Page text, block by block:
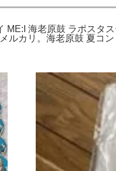
海老原鼓 ラポスタ
カリ。海老原鼓 夏コ